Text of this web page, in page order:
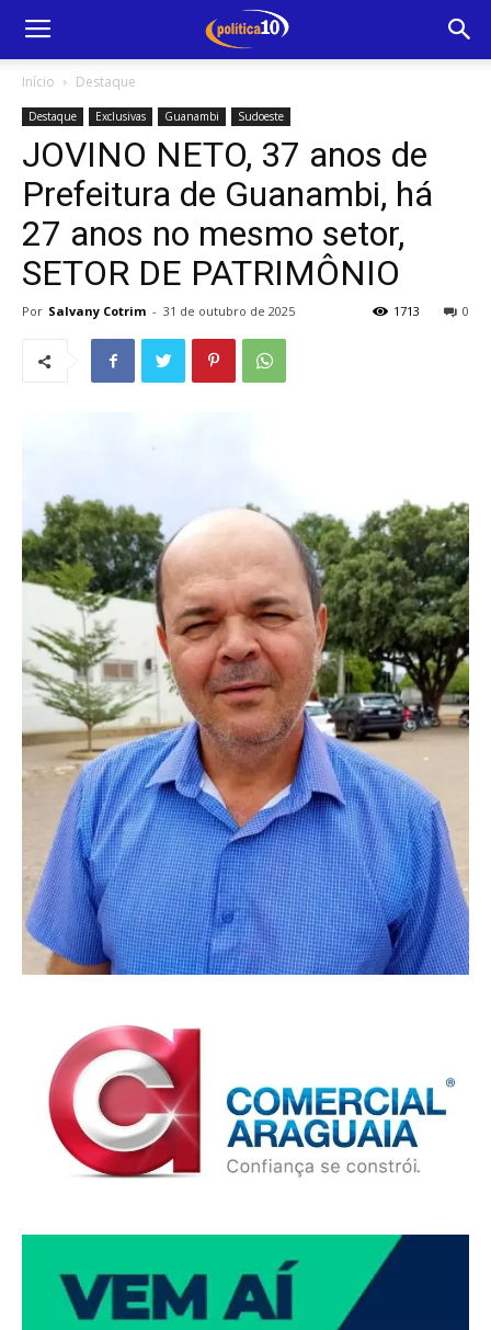
Início Destaque
Destaque Exclusivas Guanambi Sudoeste
JOVINO NETO, 37 anos de
Prefeitura de Guanambi, há
27 anos no mesmo setor,
SETOR DE PATRIMÔNIO
Por Salvany Cotrim - 31 de outubro de 2025 0
1713